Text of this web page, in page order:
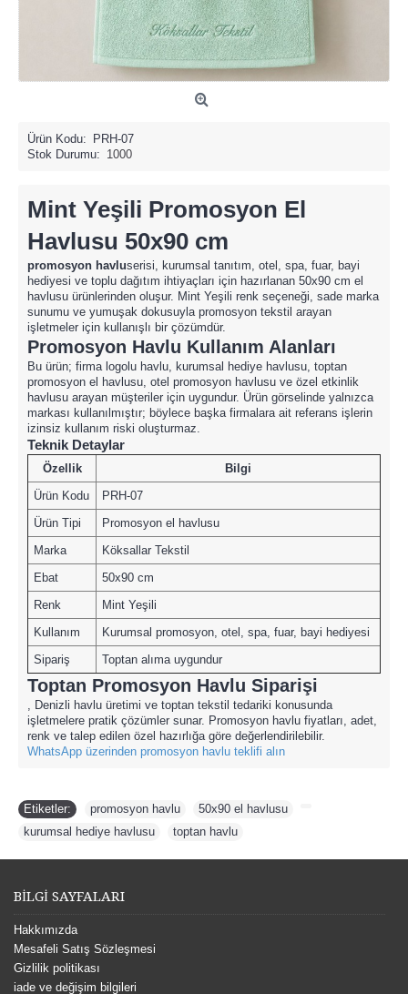
Ürün Kodu:
PRH-07
Stok Durumu: 1000
Mint Yeşili Promosyon El
Havlusu 50x90 cm
promosyon havluserisi, kurumsal tanıtım, otel, spa, fuar, bayi
hediyesi ve toplu dağıtım ihtiyaçları için hazırlanan 50x90 cm el
havlusu ürünlerinden oluşur. Mint Yeşili renk seçeneği, sade marka
sunumu ve yumuşak dokusuyla promosyon tekstil arayan
işletmeler için kullanışlı bir çözümdür.
Promosyon Havlu Kullanım Alanları
Bu ürün; firma logolu havlu, kurumsal hediye havlusu, toptan
promosyon el havlusu, otel promosyon havlusu ve özel etkinlik
havlusu arayan müşteriler için uygundur. Ürün görselinde yalnızca
markası kullanılmıştır; böylece başka firmalara ait referans işlerin
izinsiz kullanım riski oluşturmaz.
Teknik Detaylar
Özellik
Bilgi
Ürün Kodu
PRH-07
Ürün Tipi
Promosyon el havlusu
Marka
Köksallar Tekstil
Ebat
50x90 cm
Renk
Mint Yeşili
Kullanım
Kurumsal promosyon, otel, spa, fuar, bayi hediyesi
Sipariş
Toptan alıma uygundur
Toptan Promosyon Havlu Siparişi
, Denizli havlu üretimi ve toptan tekstil tedariki konusunda
işletmelere pratik çözümler sunar. Promosyon havlu fiyatları, adet,
renk ve talep edilen özel hazırlığa göre değerlendirilebilir.
WhatsApp üzerinden promosyon havlu teklifi alın
Etiketler: promosyon havlu 50x90 el havlusu
kurumsal hediye havlusu
toptan havlu
BİLGİ SAYFALARI
Hakkımızda
Mesafeli Satış Sözleşmesi
Gizlilik politikası
iade ve değişim bilgileri